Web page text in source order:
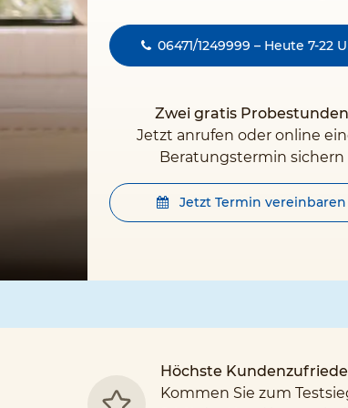
Zwei gratis Probestunden
Jetzt anrufen oder online
Beratungstermin sichern
06471/1249999 – Heute 7-22
Jetzt Termin vereinbaren
Höchste
Kommen Sie zum